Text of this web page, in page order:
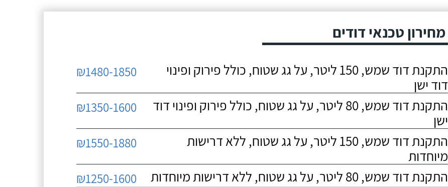
מחירון טכנאי דודים
התקנת דוד שמש, 150 ליטר, על גג שטוח, כולל פירוק ופינוי
דוד ישן
₪1480-1850
התקנת דוד שמש, 80 ליטר, על גג שטוח, כולל פירוק ופינוי דוד
ישן
₪1350-1600
התקנת דוד שמש, 150 ליטר, על גג שטוח, ללא דרישות
מיוחדות
₪1550-1880
התקנת דוד שמש, 80 ליטר, על גג שטוח, ללא דרישות מיוחדות ₪1250-1600